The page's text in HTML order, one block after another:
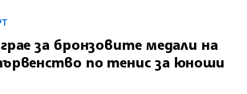
за бронзовите медали на
по тенис за юноши